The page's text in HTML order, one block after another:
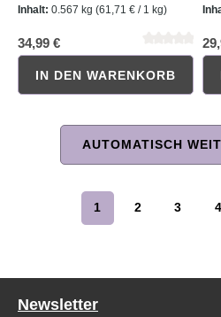
Inhalt: 0.567 kg (61,71 € / 1 kg)
34,99 €
IN DEN WARENKORB
AUTOMATISCH
Seite
1
Seite
2
Seite
3 4
Newsletter